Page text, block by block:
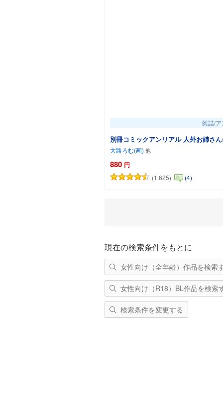
雑誌/
別冊コミックアンリアル 人外お姉さ
大路ろむ(画)
880 円
(1,625) (4)
現在の検索条件をもとに
女性向け（全年齢）作品を検索
女性向け（R18）BL作品を検索
検索条件を変更する